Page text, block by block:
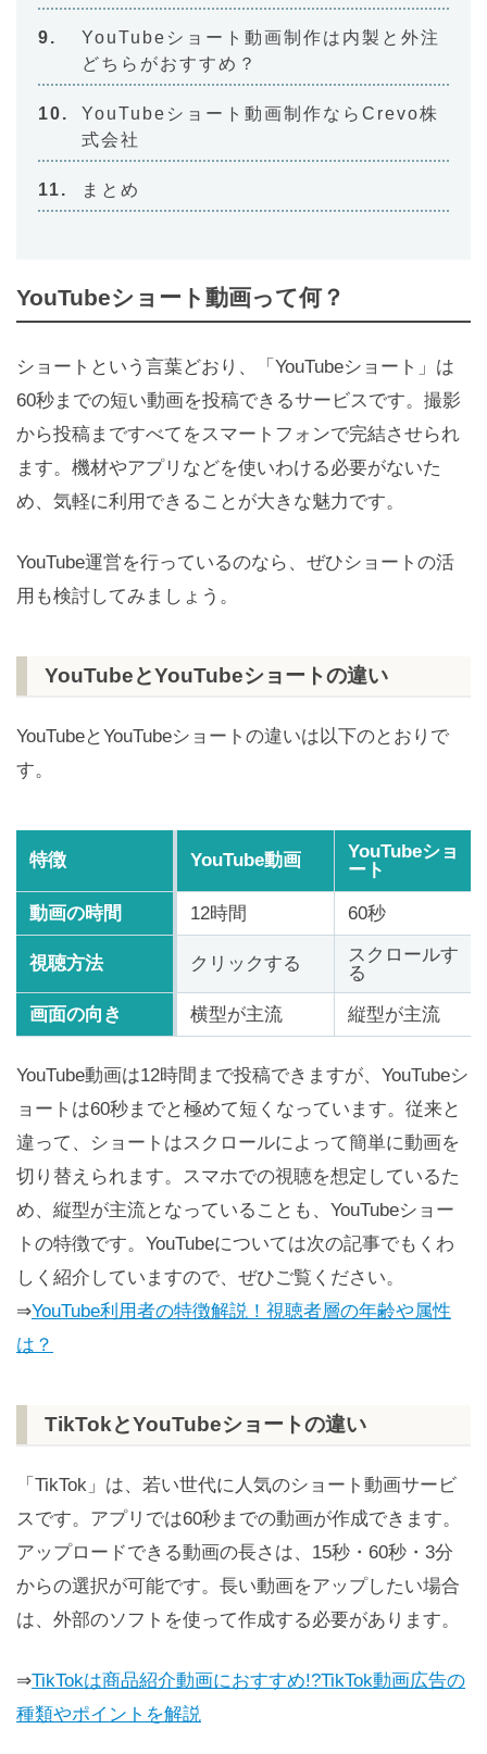
YouTubeショート動画制作は内製と外注
どちらがおすすめ？
YouTubeショート動画制作ならCrevo株
式会社
まとめ
YouTubeショート動画って何？
ショートという言葉どおり、「YouTubeショート」は
60秒までの短い動画を投稿できるサービスです。撮影
から投稿まですべてをスマートフォンで完結させられ
ます。機材やアプリなどを使いわける必要がないた
め、気軽に利用できることが大きな魅力です。
YouTube運営を行っているのなら、ぜひショートの活
用も検討してみましょう。
YouTubeとYouTubeショートの違い
YouTubeとYouTubeショートの違いは以下のとおりで
す。
特徴 YouTube動画
YouTubeショ
ート
動画の時間 12時間 60秒
視聴方法 クリックする
スクロールす
る
画面の向き
横型が主流 縦型が主流
YouTube動画は12時間まで投稿できますが、YouTubeシ
ョートは60秒までと極めて短くなっています。従来と
違って、ショートはスクロールによって簡単に動画を
切り替えられます。スマホでの視聴を想定しているた
め、縦型が主流となっていることも、YouTubeショー
トの特徴です。YouTubeについては次の記事でもくわ
しく紹介していますので、ぜひご覧ください。
⇒YouTube利用者の特徴解説！視聴者層の年齢や属性
は？
TikTokとYouTubeショートの違い
「TikTok」は、若い世代に人気のショート動画サービ
スです。アプリでは60秒までの動画が作成できます。
アップロードできる動画の長さは、15秒・60秒・3分
からの選択が可能です。長い動画をアップしたい場合
は、外部のソフトを使って作成する必要があります。
⇒TikTokは商品紹介動画におすすめ!?TikTok動画広告の
種類やポイントを解説